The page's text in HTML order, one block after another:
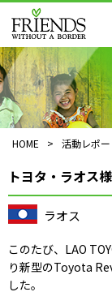
HOME > 活動レポー
トヨタ・ラオス
ラオス
このたび、LAO
り新型のToyota
した。